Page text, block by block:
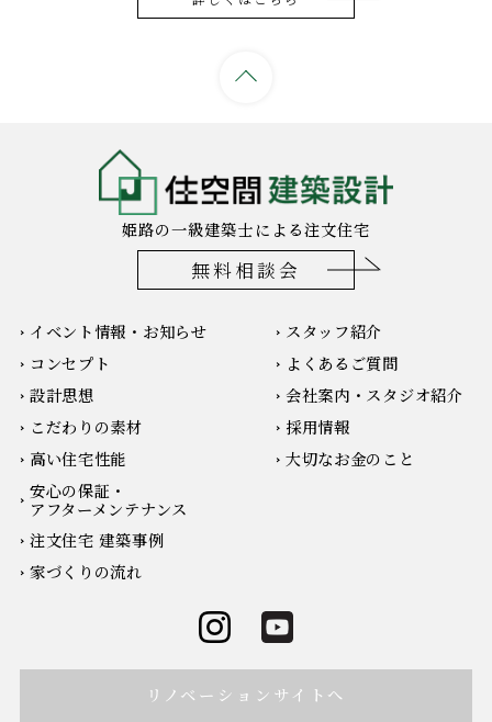
姫路の一級建築士による注文住宅
無料相談会
イベント情報・お知らせ
コンセプト
設計思想
こだわりの素材
高い住宅性能
安心の保証・
アフターメンテナンス
注文住宅 建築事例
家づくりの流れ
スタッフ紹介
よくあるご質問
会社案内・スタジオ紹介
採用情報
大切なお金のこと
リノベーションサイトへ